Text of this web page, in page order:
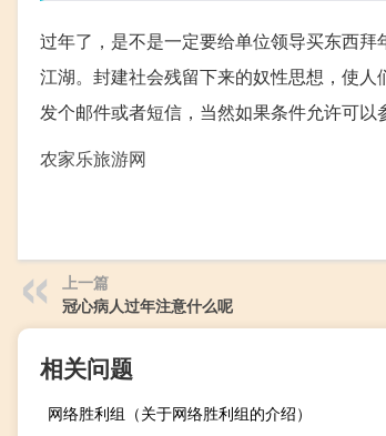
过年了，是不是一定要给单位领导买东西
江湖。封建社会残留下来的奴性思想，使
发个邮件或者短信，当然如果条件允许可以
农家乐旅游网
上一篇
冠心病人过年注意什么呢
相关问题
网络胜利组（关于网络胜利组的介绍）